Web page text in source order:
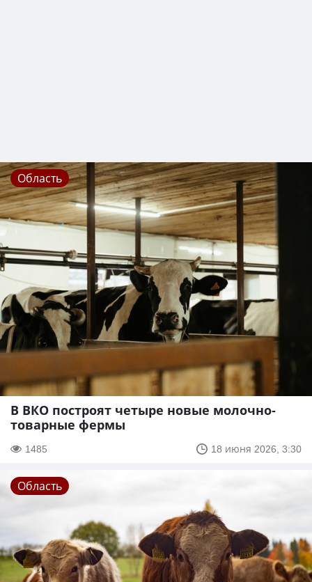
Область
В ВКО построят четыре новые молочно-
товарные фермы
1485 18 июня 2026, 3:30
Область